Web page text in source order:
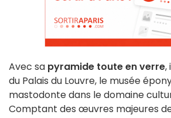
Avec sa pyramide toute en verre,
du Palais du Louvre, le musée
mastodonte dans le domaine
Comptant des œuvres majeures de